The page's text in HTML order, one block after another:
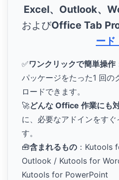
Excel、Outlook、
およびOffice Tab
ード
✅ワンクリックで簡単操作
パッケージをたった1 回の
ロードできます。
🚀どんな Office 作業にも
に、必要なアドインをすぐ
す。
🧰含まれるもの ：Kutools
Outlook / Kutools for
Kutools for PowerPoint